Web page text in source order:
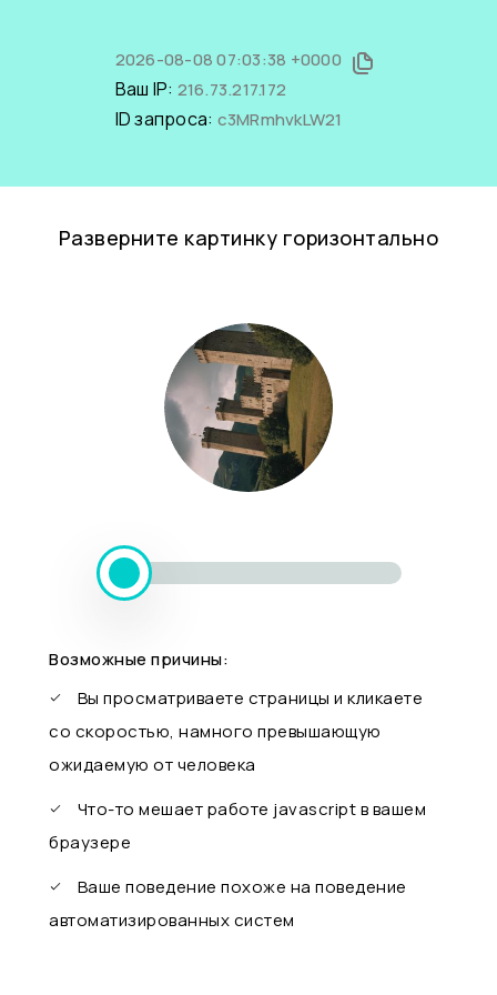
2026-08-08 07:03:38 +0000
Ваш IP: 216.73.217.172
ID запроса: c3MRmhvkLW21
Разверните картинку горизонтально
Возможные причины:
Вы просматриваете страницы и кликаете
со скоростью, намного превышающую
ожидаемую от человека
Что-то мешает работе javascript в вашем
браузере
Ваше поведение похоже на поведение
автоматизированных систем